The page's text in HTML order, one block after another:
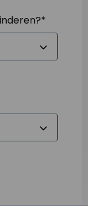
*